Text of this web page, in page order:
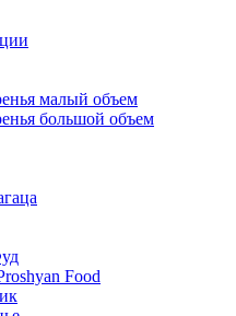
малый объем
большой объем
Food